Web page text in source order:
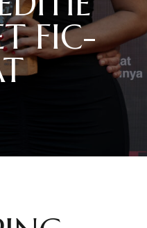
FIC-